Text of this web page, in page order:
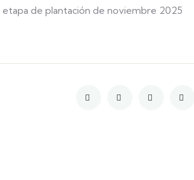
etapa de plantación de noviembre 2025